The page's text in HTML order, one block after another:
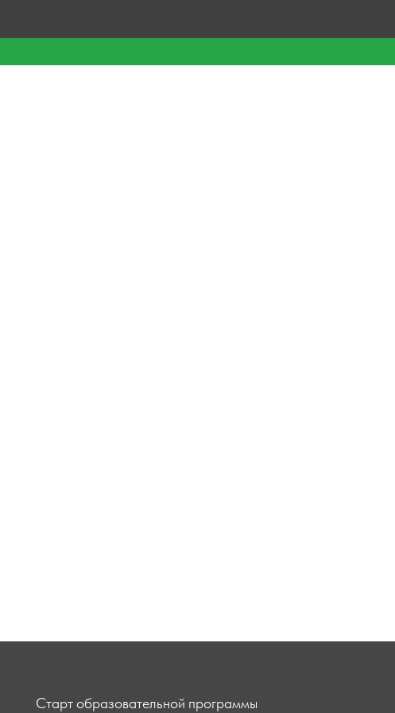
Старт образовательной программы